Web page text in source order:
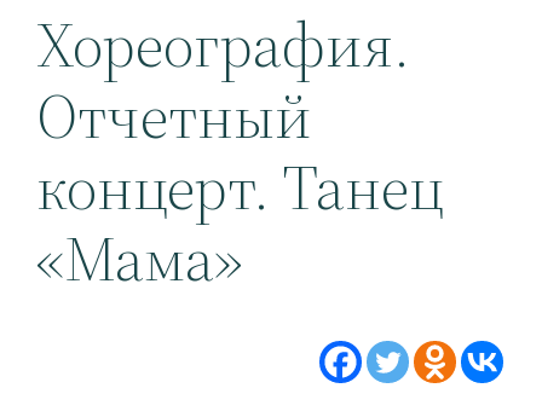
Хореография.
Отчетный
концерт. Танец
«Мама»